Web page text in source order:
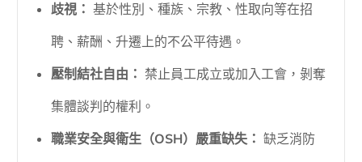
歧視： 基於性別、種族、宗教、性取向等在招
聘、薪酬、升遷上的不公平待遇。
壓制結社自由： 禁止員工成立或加入工會，剝奪
集體談判的權利。
職業安全與衛生（OSH）嚴重缺失： 缺乏消防